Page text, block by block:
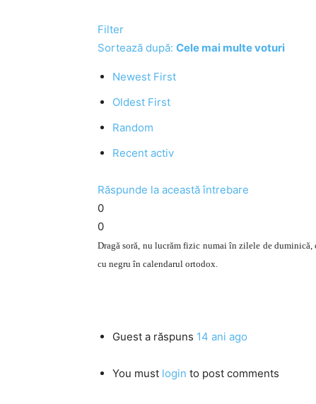
Filter
Sortează după: Cele mai multe voturi
Newest First
Oldest First
Random
Recent activ
Răspunde la această întrebare
0
0
Dragă soră, nu lucrăm fizic numai în zilele de duminică,
cu negru în calendarul ortodox.
Guest a răspuns 14 ani ago
You must login to post comments